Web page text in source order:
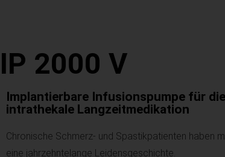
IP 2000 V
Implantierbare Infusionspumpe für
intrathekale Langzeitmedikation
Chronische Schmerz- und Spastikpatienten haben
eine jahrzehntelange Leidensgeschichte.